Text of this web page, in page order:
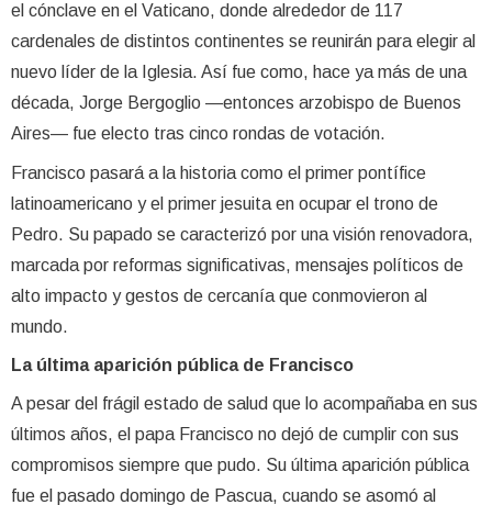
el cónclave en el Vaticano, donde alrededor de 117
cardenales de distintos continentes se reunirán para elegir al
nuevo líder de la Iglesia. Así fue como, hace ya más de una
década, Jorge Bergoglio —entonces arzobispo de Buenos
Aires— fue electo tras cinco rondas de votación.
Francisco pasará a la historia como el primer pontífice
latinoamericano y el primer jesuita en ocupar el trono de
Pedro. Su papado se caracterizó por una visión renovadora,
marcada por reformas significativas, mensajes políticos de
alto impacto y gestos de cercanía que conmovieron al
mundo.
La última aparición pública de Francisco
A pesar del frágil estado de salud que lo acompañaba en sus
últimos años, el papa Francisco no dejó de cumplir con sus
compromisos siempre que pudo. Su última aparición pública
fue el pasado domingo de Pascua, cuando se asomó al